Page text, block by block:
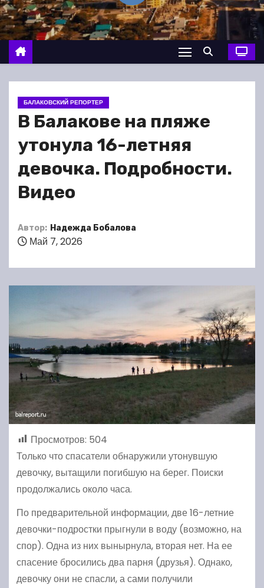
о
м
у
БАЛАКОВСКИЙ РЕПОРТЕР
В Балакове на пляже
утонула 16-летняя
девочка. Подробности.
Видео
Автор: Надежда Бобалова
Май 7, 2026
Просмотров: 504
Только что спасатели обнаружили утонувшую
девочку, вытащили погибшую на берег. Поиски
продолжались около часа.
По предварительной информации, две 16-летние
девочки-подростки прыгнули в воду (возможно, на
спор). Одна из них вынырнула, вторая нет. На ее
спасение бросились два парня (друзья). Однако,
девочку они не спасли, а сами получили